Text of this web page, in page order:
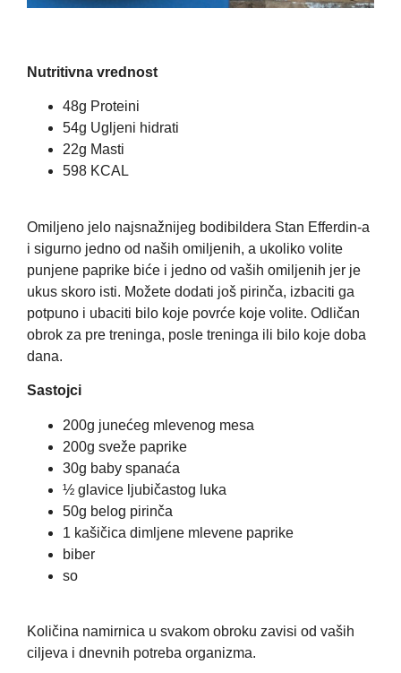
Nutritivna vrednost
48g Proteini
54g Ugljeni hidrati
22g Masti
598 KCAL
Omiljeno jelo najsnažnijeg bodibildera Stan Efferdin-a
i sigurno jedno od naših omiljenih, a ukoliko volite
punjene paprike biće i jedno od vaših omiljenih jer je
ukus skoro isti. Možete dodati još pirinča, izbaciti ga
potpuno i ubaciti bilo koje povrće koje volite. Odličan
obrok za pre treninga, posle treninga ili bilo koje doba
dana.
Sastojci
200g junećeg mlevenog mesa
200g sveže paprike
30g baby spanaća
½ glavice ljubičastog luka
50g belog pirinča
1 kašičica dimljene mlevene paprike
biber
so
Količina namirnica u svakom obroku zavisi od vaših
ciljeva i dnevnih potreba organizma.